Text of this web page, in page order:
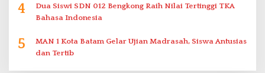
4
Dua Siswi SDN 012 Bengkong Raih Nilai Tertinggi TKA
Bahasa Indonesia
5
MAN 1 Kota Batam Gelar Ujian Madrasah, Siswa Antusias
dan Tertib